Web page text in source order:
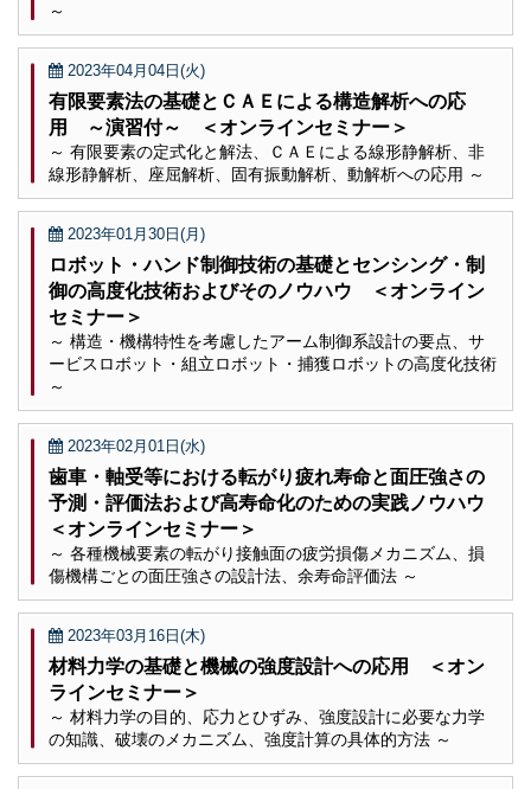
～
2023年04月04日(火)
有限要素法の基礎とＣＡＥによる構造解析への応
用 ～演習付～ ＜オンラインセミナー＞
～ 有限要素の定式化と解法、ＣＡＥによる線形静解析、非
線形静解析、座屈解析、固有振動解析、動解析への応用 ～
2023年01月30日(月)
ロボット・ハンド制御技術の基礎とセンシング・制
御の高度化技術およびそのノウハウ ＜オンライン
セミナー＞
～ 構造・機構特性を考慮したアーム制御系設計の要点、サ
ービスロボット・組立ロボット・捕獲ロボットの高度化技術
～
2023年02月01日(水)
歯車・軸受等における転がり疲れ寿命と面圧強さの
予測・評価法および高寿命化のための実践ノウハウ
＜オンラインセミナー＞
～ 各種機械要素の転がり接触面の疲労損傷メカニズム、損
傷機構ごとの面圧強さの設計法、余寿命評価法 ～
2023年03月16日(木)
材料力学の基礎と機械の強度設計への応用 ＜オン
ラインセミナー＞
～ 材料力学の目的、応力とひずみ、強度設計に必要な力学
の知識、破壊のメカニズム、強度計算の具体的方法 ～